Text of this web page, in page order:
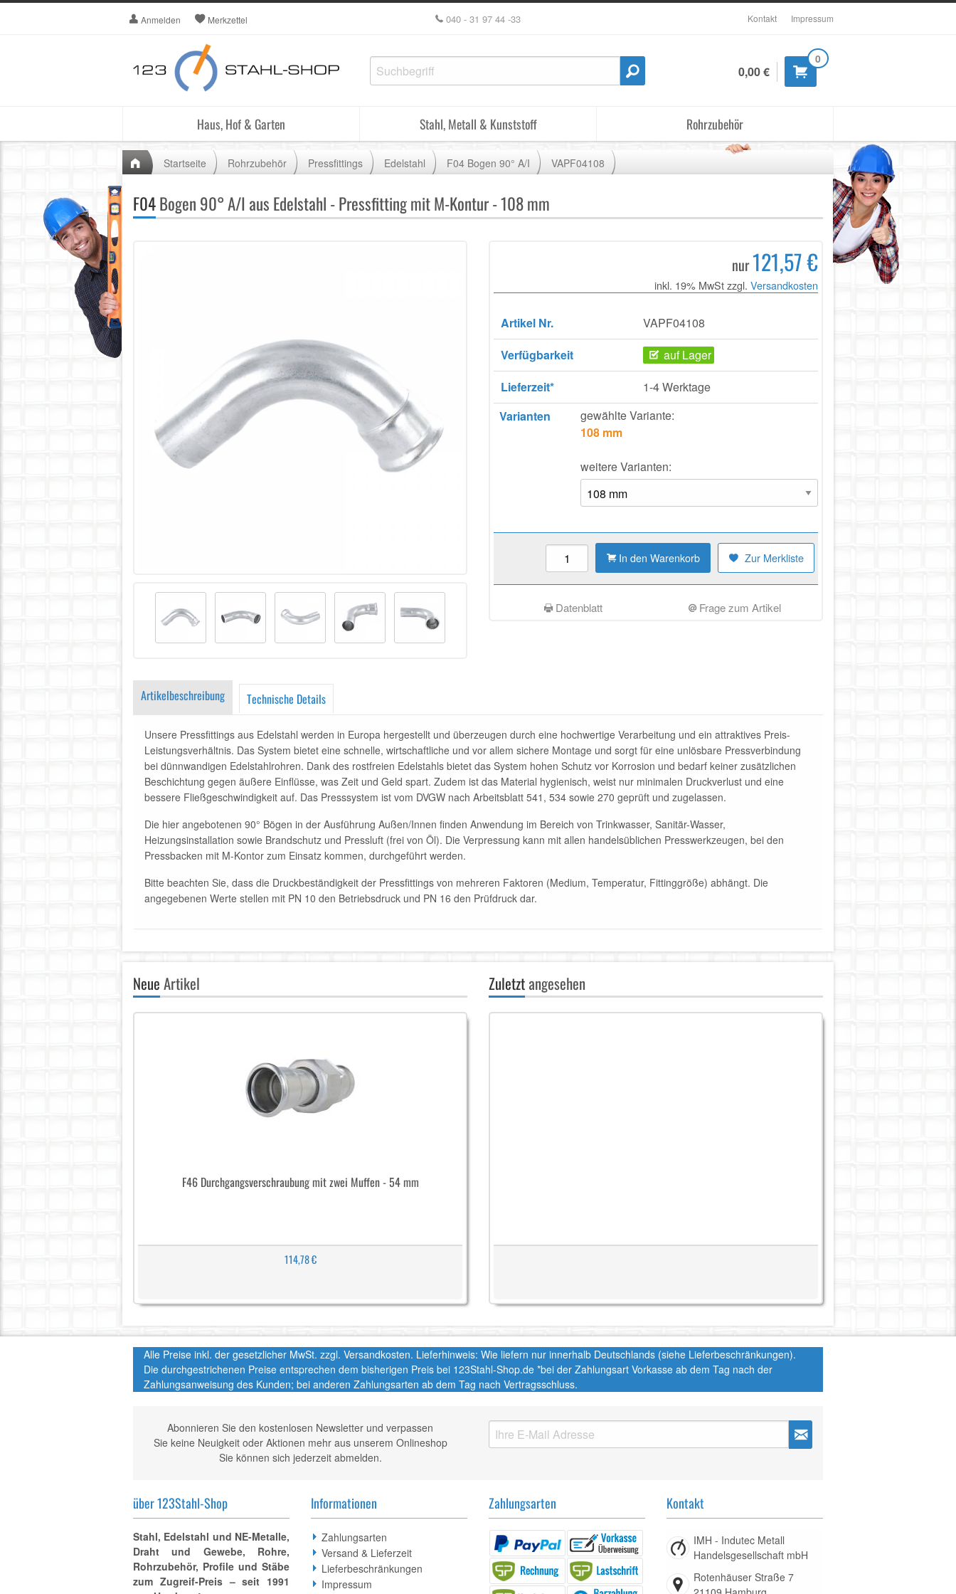
Anmelden Merkzettel 040 - 31 97 44 -33 Kontakt Impressum
0
0,00 €
Haus, Hof & Garten Stahl, Metall & Kunststoff Rohrzubehör
Startseite Rohrzubehör Pressfittings Edelstahl F04 Bogen 90° A/I VAPF04108
F04Bogen 90° A/I aus Edelstahl - Pressfitting mit M-Kontur - 108 mm
nur121,57 €
inkl. 19% MwSt zzgl. Versandkosten
Artikel Nr.
VAPF04108
Verfügbarkeit
auf Lager
Lieferzeit*
1-4 Werktage
Varianten
gewählte Variante:
108 mm
weitere Varianten:
Zur Merkliste
In den Warenkorb
Datenblatt Frage zum Artikel
Artikelbeschreibung Technische Details
Unsere Pressfittings aus Edelstahl werden in Europa hergestellt und überzeugen durch eine hochwertige Verarbeitung und ein attraktives Preis-
Leistungsverhältnis. Das System bietet eine schnelle, wirtschaftliche und vor allem sichere Montage und sorgt für eine unlösbare Pressverbindung
bei dünnwandigen Edelstahlrohren. Dank des rostfreien Edelstahls bietet das System hohen Schutz vor Korrosion und bedarf keiner zusätzlichen
Beschichtung gegen äußere Einflüsse, was Zeit und Geld spart. Zudem ist das Material hygienisch, weist nur minimalen Druckverlust und eine
bessere Fließgeschwindigkeit auf. Das Presssystem ist vom DVGW nach Arbeitsblatt 541, 534 sowie 270 geprüft und zugelassen.
Die hier angebotenen 90° Bögen in der Ausführung Außen/Innen finden Anwendung im Bereich von Trinkwasser, Sanitär-Wasser,
Heizungsinstallation sowie Brandschutz und Pressluft (frei von Öl). Die Verpressung kann mit allen handelsüblichen Presswerkzeugen, bei den
Pressbacken mit M-Kontor zum Einsatz kommen, durchgeführt werden.
Bitte beachten Sie, dass die Druckbeständigkeit der Pressfittings von mehreren Faktoren (Medium, Temperatur, Fittinggröße) abhängt. Die
angegebenen Werte stellen mit PN 10 den Betriebsdruck und PN 16 den Prüfdruck dar.
NeueArtikel
F46 Durchgangsverschraubung mit zwei Muffen - 54 mm
114,78 €
Zuletztangesehen
Alle Preise inkl. der gesetzlicher MwSt. zzgl. Versandkosten. Lieferhinweis: Wie liefern nur innerhalb Deutschlands (siehe Lieferbeschränkungen).
Die durchgestrichenen Preise entsprechen dem bisherigen Preis bei 123Stahl-Shop.de *bei der Zahlungsart Vorkasse ab dem Tag nach der
Zahlungsanweisung des Kunden; bei anderen Zahlungsarten ab dem Tag nach Vertragsschluss.
Abonnieren Sie den kostenlosen Newsletter und verpassen
Sie keine Neuigkeit oder Aktionen mehr aus unserem Onlineshop
Sie können sich jederzeit abmelden.
über 123Stahl-Shop
Stahl, Edelstahl und NE-Metalle,
Draht und Gewebe, Rohre,
Rohrzubehör, Profile und Stäbe
zum Zugreif-Preis – seit 1991
Informationen
Zahlungsarten
Versand & Lieferzeit
Lieferbeschränkungen
Impressum
Zahlungsarten Kontakt
IMH - Indutec Metall
Handelsgesellschaft mbH
Rotenhäuser Straße 7